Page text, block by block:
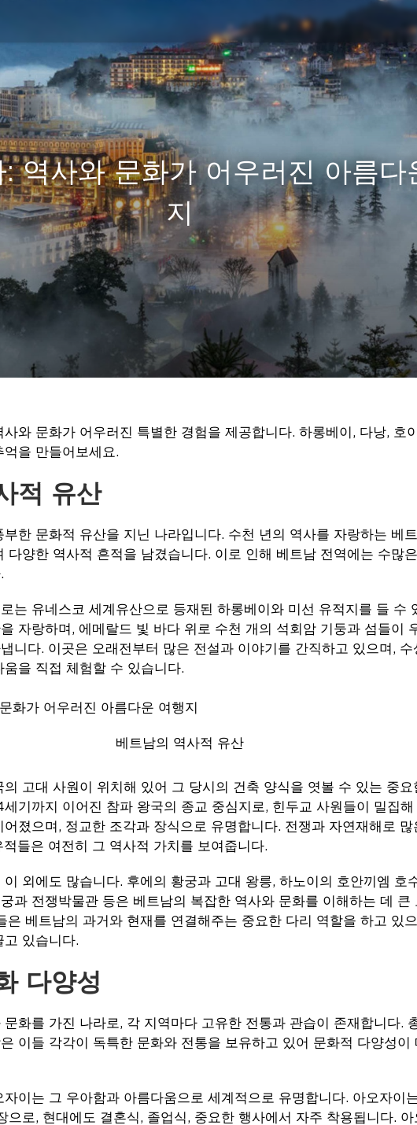
역사와 문화가 어우러진 아름다
지
와 문화가 어우러진 특별한 경험을 제공합니다. 하롱베이, 다낭, 호
을 만들어보세요.
적 유산
한 문화적 유산을 지닌 나라입니다. 수천 년의 역사를 자랑하는 베
다양한 역사적 흔적을 남겼습니다. 이로 인해 베트남 전역에는 수많
는 유네스코 세계유산으로 등재된 하롱베이와 미선 유적지를 들 수
자랑하며, 에메랄드 빛 바다 위로 수천 개의 석회암 기둥과 섬들이
니다. 이곳은 오래전부터 많은 전설과 이야기를 간직하고 있으며,
을 직접 체험할 수 있습니다.
베트남의 역사적 유산
고대 사원이 위치해 있어 그 당시의 건축 양식을 엿볼 수 있는 중요
기까지 이어진 참파 왕국의 종교 중심지로, 힌두교 사원들이 밀집해
졌으며, 정교한 조각과 장식으로 유명합니다. 전쟁과 자연재해로 많
들은 여전히 그 역사적 가치를 보여줍니다.
외에도 많습니다. 후에의 황궁과 고대 왕릉, 하노이의 호안끼엠 호
과 전쟁박물관 등은 베트남의 복잡한 역사와 문화를 이해하는 데 큰
은 베트남의 과거와 현재를 연결해주는 중요한 다리 역할을 하고 있
있습니다.
다양성
화를 가진 나라로, 각 지역마다 고유한 전통과 관습이 존재합니다.
이들 각각이 독특한 문화와 전통을 보유하고 있어 문화적 다양성이
이는 그 우아함과 아름다움으로 세계적으로 유명합니다. 아오자이
으로, 현대에도 결혼식, 졸업식, 중요한 행사에서 자주 착용됩니다.